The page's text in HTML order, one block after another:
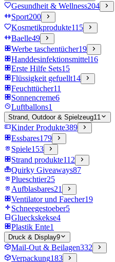
Gesundheit & Wellness204
Sport200
Kosmetikprodukte115
Baelle49
Werbe taschentücher19
Handdesinfektionsmittel16
Erste Hilfe Sets15
Flüssigkeit gefuellt14
Feuchttücher11
Sonnencreme6
Luftballons1
Strand, Outdoor & Spielzeug11
Kinder Produkte389
Essbares179
Spiele153
Strand produkte112
Quirky Giveaways87
Plueschtier25
Aufblasbares21
Ventilator und Faecher19
Schneegestoeber5
Glueckskekse4
Plastik Ente1
Druck & Display9
Mail-Out & Beilagen332
Verpackung183